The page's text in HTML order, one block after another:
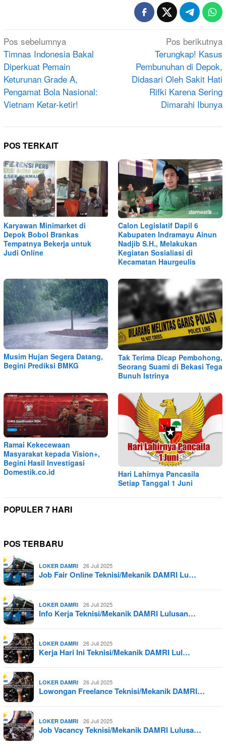
Navigasi
pos
Pos sebelumnya
Timnas Indonesia Bakal
Diperkuat Pemain
Keturunan Grade A,
Pengamat Bola Nasional:
Vietnam Ketar-ketir!
Pos berikutnya
Terungkap! Kasus
Pembunuhan di Depok,
Didasari Oleh Sakit Hati
Rifki Karena Sering
Dimarahi Ibunya
POS TERKAIT
Karyawan Minimarket di
Depok Bobol Brankas
Tempatnya Bekerja untuk
Judi Online
Calon Legislatif Dapil 6
Kabupaten Indramayu Ainun
Nadjib S.H., Melakukan
Kegiatan Sosialiasi di
Kecamatan Haurgeulis
Musim Hujan Segera Datang,
Begini Prediksi BMKG
Tak Terima Dicap Pembohong,
Seorang Suami di Bekasi Tega
Bunuh Istrinya
Ramai Kekecewaan
Masyarakat kepada Vision+,
Begini Hasil Investigasi
Domestik.co.id
Hari Lahirnya Pancasila
Setiap Tanggal 1 Juni
POPULER 7 HARI
POS TERBARU
LOKER DAMRI 26 Juli 2025
Job Fair Online Teknisi/Mekanik DAMRI Lu…
LOKER DAMRI 26 Juli 2025
Info Kerja Teknisi/Mekanik DAMRI Lulusan…
LOKER DAMRI 26 Juli 2025
Kerja Hari Ini Teknisi/Mekanik DAMRI Lul…
LOKER DAMRI 26 Juli 2025
Lowongan Freelance Teknisi/Mekanik DAMRI…
LOKER DAMRI 26 Juli 2025
Job Vacancy Teknisi/Mekanik DAMRI Lulusa…